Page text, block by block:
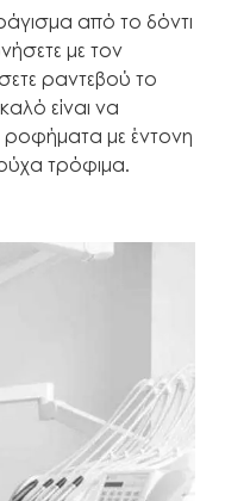
από το δόντι
με τον
ραντεβού το
είναι να
με έντονη
τρόφιμα.